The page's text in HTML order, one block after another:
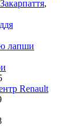
,
лапши
Renault